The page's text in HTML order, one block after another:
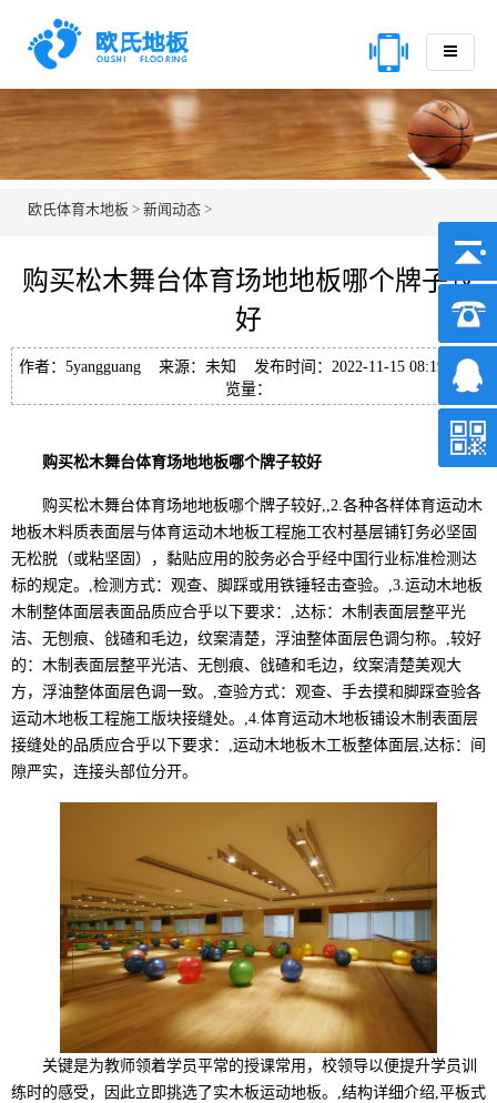
欧氏体育木地板 > 新闻动态 >
购买松木舞台体育场地地板哪个牌子较
好
作者：5yangguang 来源：未知 发布时间：2022-11-15 08:19 浏
览量：
购买松木舞台体育场地地板哪个牌子较好
购买松木舞台体育场地地板哪个牌子较好,,2.各种各样体育运动木
地板木料质表面层与体育运动木地板工程施工农村基层铺钉务必坚固
无松脱（或粘坚固），黏贴应用的胶务必合乎经中国行业标准检测达
标的规定。,检测方式：观查、脚踩或用铁锤轻击查验。,3.运动木地板
木制整体面层表面品质应合乎以下要求：,达标：木制表面层整平光
洁、无刨痕、戗碴和毛边，纹案清楚，浮油整体面层色调匀称。,较好
的：木制表面层整平光洁、无刨痕、戗碴和毛边，纹案清楚美观大
方，浮油整体面层色调一致。,查验方式：观查、手去摸和脚踩查验各
运动木地板工程施工版块接缝处。,4.体育运动木地板铺设木制表面层
接缝处的品质应合乎以下要求：,运动木地板木工板整体面层,达标：间
隙严实，连接头部位分开。
关键是为教师领着学员平常的授课常用，校领导以便提升学员训
练时的感受，因此立即挑选了实木板运动地板。,结构详细介绍,平板式